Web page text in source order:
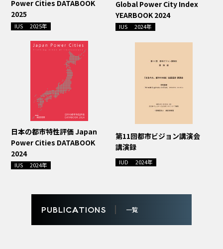
Power Cities DATABOOK
2025
IUS 2025年
Global Power City Index
YEARBOOK 2024
IUS 2024年
日本の都市特性評価 Japan
Power Cities DATABOOK
2024
IUS 2024年
第11回都市ビジョン講演会
講演録
IUD 2024年
PUBLICATIONS 一覧